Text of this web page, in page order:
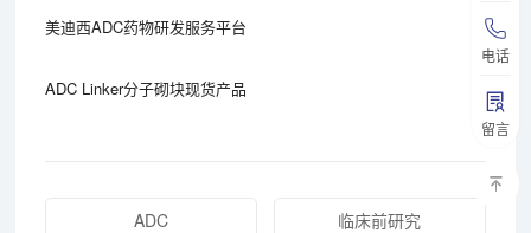
电话
留言
美迪西ADC药物研发服务平台
ADC Linker分子砌块现货产品
ADC 临床前研究